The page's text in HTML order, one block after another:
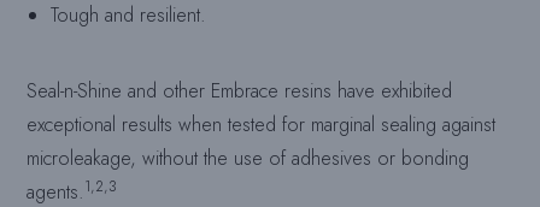
Tough and resilient.
Seal-n-Shine and other Embrace resins have exhibited
exceptional results when tested for marginal sealing against
microleakage, without the use of adhesives or bonding
agents.1,2,3